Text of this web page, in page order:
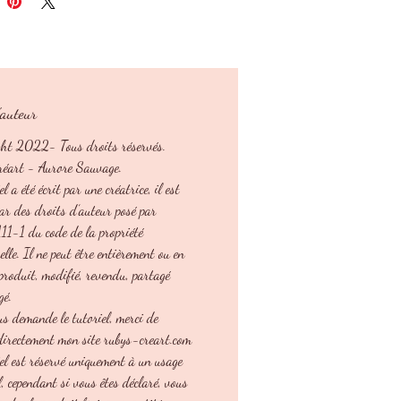
de photos.
prendre du fil plus gros ou plus petit
faudra adapter le crochet à la grosseur
Seule la taille différera, l'aspect et la
identiques quelle que soit la grosseur
2022- Tous droits réservés.
- Aurore Sauvage.
a été écrit par une créatrice, il est
des droits d’auteur posé par
1 du code de la propriété
Il ne peut être entièrement ou en
modifié, revendu, partagé
demande le tutoriel, merci de
mon site rubys-creart.com
est réservé uniquement à un usage
cependant si vous êtes déclaré, vous